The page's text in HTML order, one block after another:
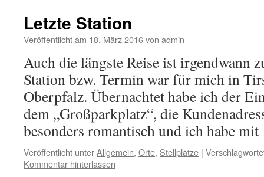
Letzte Station
Veröffentlicht am 18. März 2016von admin
Auch die längste Reise ist irgendwann
Station bzw. Termin war für mich in
Oberpfalz. Übernachtet habe ich der
dem „Großparkplatz“, die
besonders romantisch und ich habe
Veröffentlicht unterAllgemein, Orte, Stellplätze |
Kommentar hinterlassen